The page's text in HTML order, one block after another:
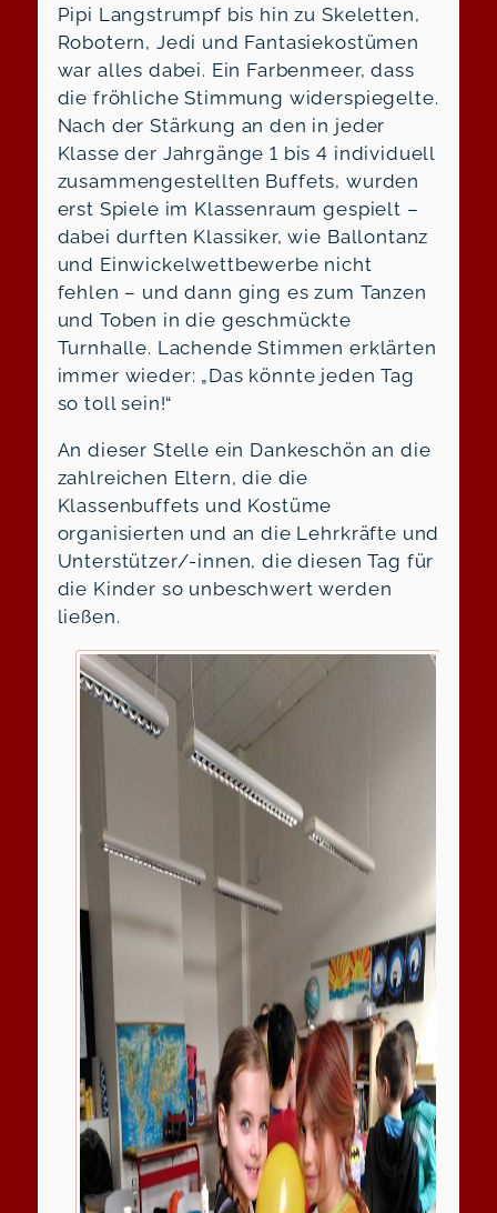
Pipi Langstrumpf bis hin zu Skeletten,
Robotern, Jedi und Fantasiekostümen
war alles dabei. Ein Farbenmeer, dass
die fröhliche Stimmung widerspiegelte.
Nach der Stärkung an den in jeder
Klasse der Jahrgänge 1 bis 4 individuell
zusammengestellten Buffets, wurden
erst Spiele im Klassenraum gespielt –
dabei durften Klassiker, wie Ballontanz
und Einwickelwettbewerbe nicht
fehlen – und dann ging es zum Tanzen
und Toben in die geschmückte
Turnhalle. Lachende Stimmen erklärten
immer wieder: „Das könnte jeden Tag
so toll sein!“
An dieser Stelle ein Dankeschön an die
zahlreichen Eltern, die die
Klassenbuffets und Kostüme
organisierten und an die Lehrkräfte und
Unterstützer/-innen, die diesen Tag für
die Kinder so unbeschwert werden
ließen.